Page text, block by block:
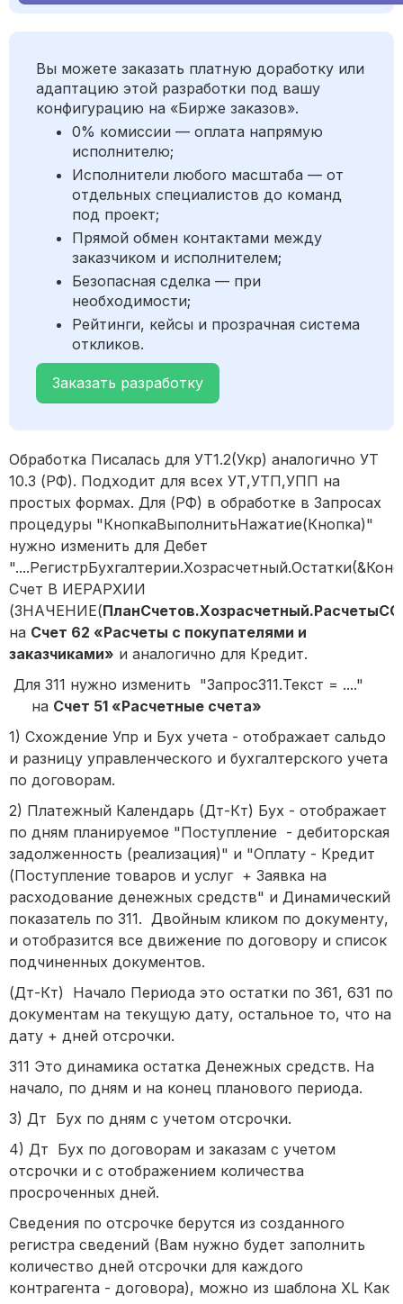
Вы можете заказать платную доработку или
адаптацию этой разработки под вашу
конфигурацию на «Бирже заказов».
0% комиссии — оплата напрямую
исполнителю;
Исполнители любого масштаба — от
отдельных специалистов до команд
под проект;
Прямой обмен контактами между
заказчиком и исполнителем;
Безопасная сделка — при
необходимости;
Рейтинги, кейсы и прозрачная система
откликов.
Заказать разработку
Обработка Писалась для УТ1.2(Укр) аналогично УТ
10.3 (РФ). Подходит для всех УТ,УТП,УПП на
простых формах. Для (РФ) в обработке в Запросах
процедуры "КнопкаВыполнитьНажатие(Кнопка)"
нужно изменить для Дебет
Счет В ИЕРАРХИИ
(ЗНАЧЕНИЕ(
на Счет 62 «Расчеты с покупателями и
заказчиками» и аналогично для Кредит.
Для 311 нужно изменить "Запрос311.Текст = ...."
на Счет 51 «Расчетные счета»
1) Схождение Упр и Бух учета - отображает сальдо
и разницу управленческого и бухгалтерского учета
по договорам.
2) Платежный Календарь (Дт-Кт) Бух - отображает
по дням планируемое "Поступление - дебиторская
задолженность (реализация)" и "Оплату - Кредит
(Поступление товаров и услуг + Заявка на
расходование денежных средств" и Динамический
показатель по 311. Двойным кликом по документу,
и отобразится все движение по договору и список
подчиненных документов.
(Дт-Кт) Начало Периода это остатки по 361, 631 по
документам на текущую дату, остальное то, что на
дату + дней отсрочки.
311 Это динамика остатка Денежных средств. На
начало, по дням и на конец планового периода.
3) Дт Бух по дням с учетом отсрочки.
4) Дт Бух по договорам и заказам с учетом
отсрочки и с отображением количества
просроченных дней.
Сведения по отсрочке берутся из созданного
регистра сведений (Вам нужно будет заполнить
количество дней отсрочки для каждого
контрагента - договора), можно из шаблона XL Как